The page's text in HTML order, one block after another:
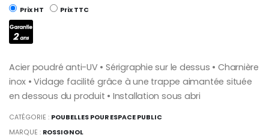
Prix HT Prix TTC
Acier poudré anti-UV • Sérigraphie sur le dessus • Charnière
inox • Vidage facilité grâce à une trappe aimantée située
en dessous du produit • Installation sous abri
CATÉGORIE : POUBELLES POUR ESPACE PUBLIC
MARQUE : ROSSIGNOL